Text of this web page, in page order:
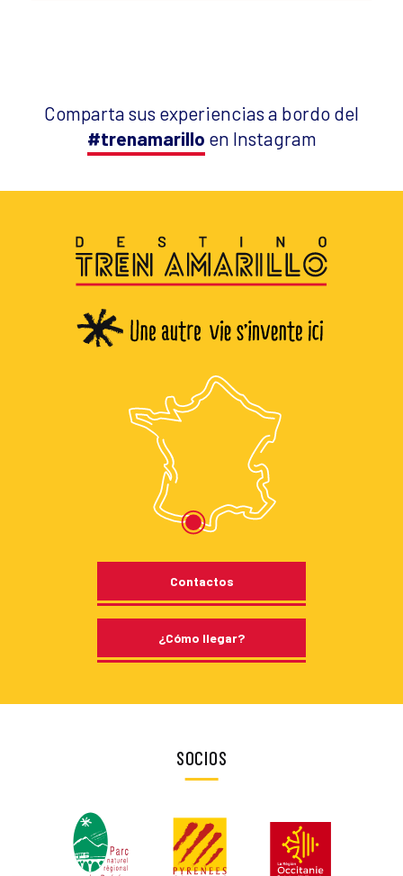
Comparta sus experiencias a bordo del
#trenamarillo en Instagram
Contactos
¿Cómo llegar?
SOCIOS